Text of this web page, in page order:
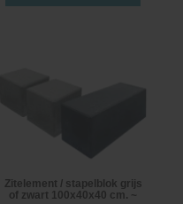
Zitelement / stapelblok grijs
of zwart 100x40x40 cm. ~